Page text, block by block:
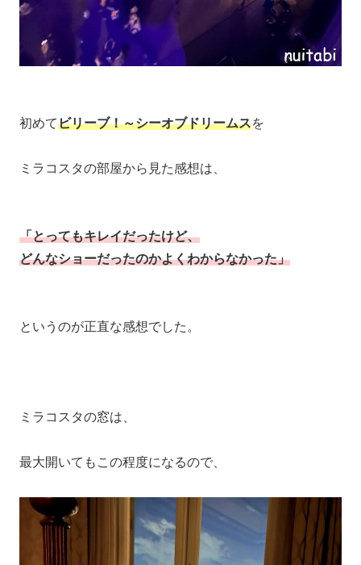
初めてビリーブ！～シーオブドリームスを
ミラコスタの部屋から見た感想は、
「とってもキレイだったけど、
どんなショーだったのかよくわからなかった」
というのが正直な感想でした。
ミラコスタの窓は、
最大開いてもこの程度になるので、